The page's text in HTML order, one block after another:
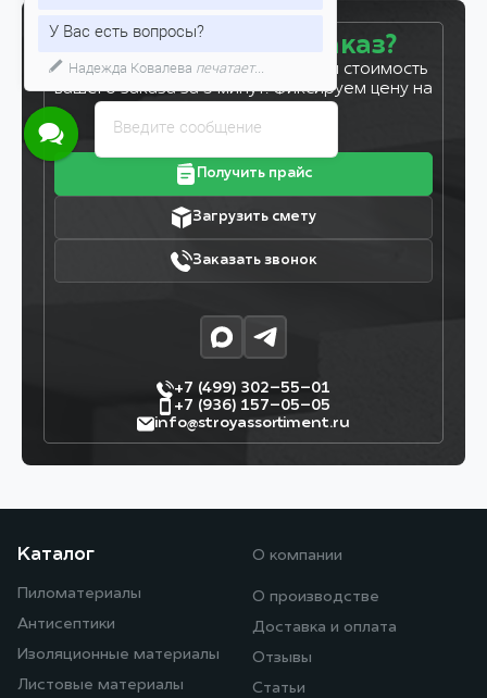
Готовы сделать заказ?
Оставьте заявку, и мы рассчитаем стоимость
вашего заказа за 5 минут. Фиксируем цену на
Получить прайс
Загрузить смету
Заказать звонок
+7 (499) 302–55–01
+7 (936) 157–05–05
info@stroyassortiment.ru
Каталог
Пиломатериалы
Антисептики
Изоляционные материалы
Листовые материалы
О компании
О производстве
Доставка и оплата
Отзывы
Статьи
Введите сообщение
У Вас есть вопросы?
Надежда Ковалева печатает...